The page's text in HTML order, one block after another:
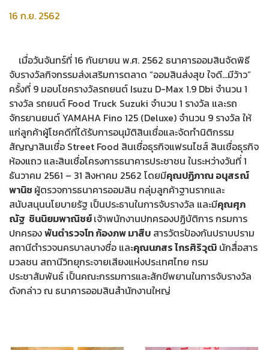
16 ก.ย. 2562
เมื่อวันจันทร์ที่ 16 กันยายน พ.ศ. 2562 ธนาคารออมสินจัดพิธี
จับรางวัลกิจกรรมส่งเสริมการตลาด “ออมสินส่งสุข ใจดี…มีว้าว”
ครั้งที่ 9 มอบโชครางวัลรถยนต์ Isuzu D-Max 1.9 Dbi จำนวน 1
รางวัล รถยนต์ Food Truck Suzuki จำนวน 1 รางวัล และรถ
จักรยานยนต์ YAMAHA Fino 125 (Deluxe) จำนวน 9 รางวัล ให้
แก่ลูกค้าผู้โชคดีที่ได้รับการอนุมัติสินเชื่อและจัดทำนิติกรรม
สัญญาสินเชื่อ Street Food สินเชื่อธุรกิจแฟรนไชส์ สินเชื่อธุรกิจ
ห้องแถว และสินเชื่อโครงการธนาคารประชาชน ในระหว่างวันที่ 1
ธันวาคม 2561 – 31 สิงหาคม 2562 โดยมีคุณปฏิภาณ อนุสรณ์
พานิช ผู้ตรวจการธนาคารออมสิน กลุ่มลูกค้าฐานรากและ
สนับสนุนนโยบายรัฐ เป็นประธานในการจับรางวัล และมีคุณศุภ
ณัฐ ชินนิยมพาณิชย์เจ้าพนักงานปกครองปฏิบัติการ กรมการ
ปกครองพันตำรวจโท ก้องภพ มาสืบ สารวัตรป้องกันปราบปราม
สถานีตำรวจนครบาลบางซื่อ และคุณนภสร ไกรศิริวุฒิ นักสื่อสาร
มวลชน สถานีวิทยุกระจายเสียงแห่งประเทศไทย กรม
ประชาสัมพันธ์ เป็นคณะกรรมการและสักขีพยานในการจับรางวัล
ดังกล่าว ณ ธนาคารออมสินสำนักงานใหญ่